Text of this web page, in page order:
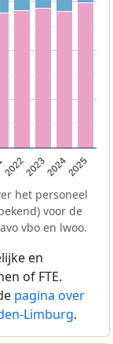
2022202320242025
het personeel
voor de
vbo en lwoo.
en
of FTE.
pagina over
Limburg.